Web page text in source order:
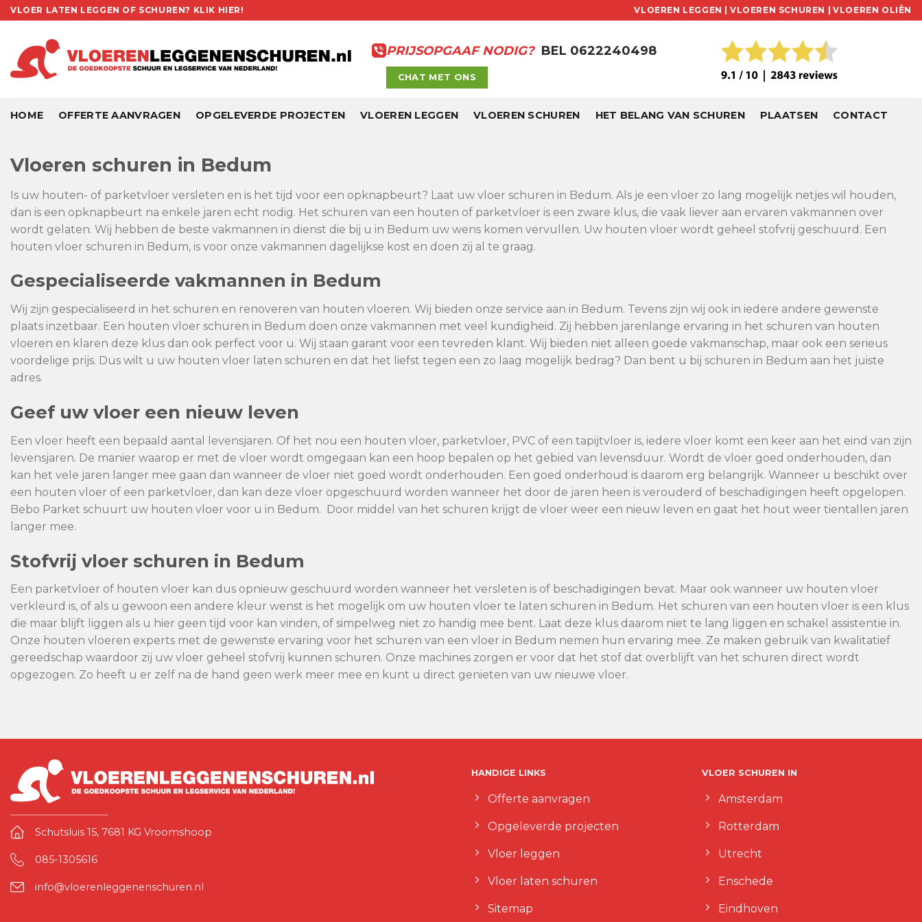
Skip
to
content
VLOER LATEN LEGGEN OF SCHUREN? KLIK HIER! VLOEREN LEGGEN | VLOEREN SCHUREN | VLOEREN OLIËN
PRIJSOPGAAF NODIG? BEL 0622240498
CHAT MET ONS
HOME OFFERTE AANVRAGEN OPGELEVERDE PROJECTEN VLOEREN LEGGEN VLOEREN SCHUREN HET BELANG VAN SCHUREN PLAATSEN CONTACT
Vloeren schuren in Bedum
Is uw houten- of parketvloer versleten en is het tijd voor een opknapbeurt? Laat uw vloer schuren in Bedum. Als je een vloer zo lang mogelijk netjes wil houden,
dan is een opknapbeurt na enkele jaren echt nodig. Het schuren van een houten of parketvloer is een zware klus, die vaak liever aan ervaren vakmannen over
wordt gelaten. Wij hebben de beste vakmannen in dienst die bij u in Bedum uw wens komen vervullen. Uw houten vloer wordt geheel stofvrij geschuurd. Een
houten vloer schuren in Bedum, is voor onze vakmannen dagelijkse kost en doen zij al te graag.
Gespecialiseerde vakmannen in Bedum
Wij zijn gespecialiseerd in het schuren en renoveren van houten vloeren. Wij bieden onze service aan in Bedum. Tevens zijn wij ook in iedere andere gewenste
plaats inzetbaar. Een houten vloer schuren in Bedum doen onze vakmannen met veel kundigheid. Zij hebben jarenlange ervaring in het schuren van houten
vloeren en klaren deze klus dan ook perfect voor u. Wij staan garant voor een tevreden klant. Wij bieden niet alleen goede vakmanschap, maar ook een serieus
voordelige prijs. Dus wilt u uw houten vloer laten schuren en dat het liefst tegen een zo laag mogelijk bedrag? Dan bent u bij schuren in Bedum aan het juiste
adres.
Geef uw vloer een nieuw leven
Een vloer heeft een bepaald aantal levensjaren. Of het nou een houten vloer, parketvloer, PVC of een tapijtvloer is, iedere vloer komt een keer aan het eind van zijn
levensjaren. De manier waarop er met de vloer wordt omgegaan kan een hoop bepalen op het gebied van levensduur. Wordt de vloer goed onderhouden, dan
kan het vele jaren langer mee gaan dan wanneer de vloer niet goed wordt onderhouden. Een goed onderhoud is daarom erg belangrijk. Wanneer u beschikt over
een houten vloer of een parketvloer, dan kan deze vloer opgeschuurd worden wanneer het door de jaren heen is verouderd of beschadigingen heeft opgelopen.
Bebo Parket schuurt uw houten vloer voor u in Bedum. Door middel van het schuren krijgt de vloer weer een nieuw leven en gaat het hout weer tientallen jaren
langer mee.
Stofvrij vloer schuren in Bedum
Een parketvloer of houten vloer kan dus opnieuw geschuurd worden wanneer het versleten is of beschadigingen bevat. Maar ook wanneer uw houten vloer
verkleurd is, of als u gewoon een andere kleur wenst is het mogelijk om uw houten vloer te laten schuren in Bedum. Het schuren van een houten vloer is een klus
die maar blijft liggen als u hier geen tijd voor kan vinden, of simpelweg niet zo handig mee bent. Laat deze klus daarom niet te lang liggen en schakel assistentie in.
Onze houten vloeren experts met de gewenste ervaring voor het schuren van een vloer in Bedum nemen hun ervaring mee. Ze maken gebruik van kwalitatief
gereedschap waardoor zij uw vloer geheel stofvrij kunnen schuren. Onze machines zorgen er voor dat het stof dat overblijft van het schuren direct wordt
opgezogen. Zo heeft u er zelf na de hand geen werk meer mee en kunt u direct genieten van uw nieuwe vloer.
Schutsluis 15, 7681 KG Vroomshoop
085-1305616
info@vloerenleggenenschuren.nl
HANDIGE LINKS
Offerte aanvragen
Opgeleverde projecten
Vloer leggen
Vloer laten schuren
Sitemap
VLOER SCHUREN IN
Amsterdam
Rotterdam
Utrecht
Enschede
Eindhoven